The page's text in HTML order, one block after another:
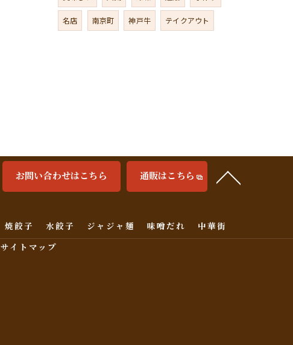
名店 南京町 神戸牛 テイクアウト
お問い合わせはこちら 通販はこちら
焼餃子 水餃子 ジャジャ麺 味噌だれ
中華街
サイトマップ